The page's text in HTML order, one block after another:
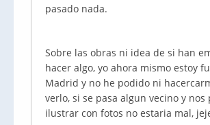
pasado nada.
Sobre las obras ni idea de si han
hacer algo, yo ahora mismo estoy
Madrid y no he podido ni
verlo, si se pasa algun vecino y nos
ilustrar con fotos no estaria mal,